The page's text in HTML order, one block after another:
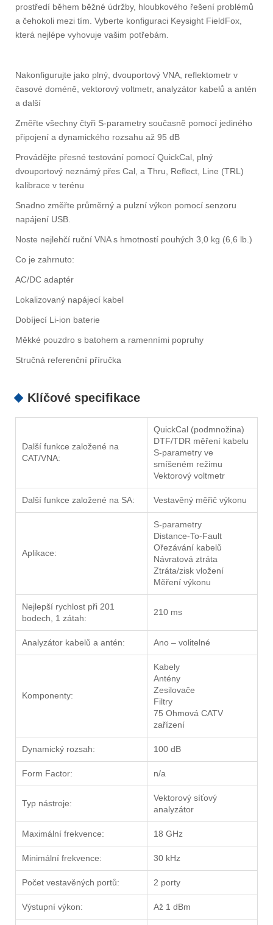
prostředí během běžné údržby, hloubkového řešení problémů
a čehokoli mezi tím. Vyberte konfiguraci Keysight FieldFox,
která nejlépe vyhovuje vašim potřebám.
Nakonfigurujte jako plný, dvouportový VNA, reflektometr v
časové doméně, vektorový voltmetr, analyzátor kabelů a antén
a další
Změřte všechny čtyři S-parametry současně pomocí jediného
připojení a dynamického rozsahu až 95 dB
Provádějte přesné testování pomocí QuickCal, plný
dvouportový neznámý přes Cal, a Thru, Reflect, Line (TRL)
kalibrace v terénu
Snadno změřte průměrný a pulzní výkon pomocí senzoru
napájení USB.
Noste nejlehčí ruční VNA s hmotností pouhých 3,0 kg (6,6 lb.)
Co je zahrnuto:
AC/DC adaptér
Lokalizovaný napájecí kabel
Dobíjecí Li-ion baterie
Měkké pouzdro s batohem a ramenními popruhy
Stručná referenční příručka
Klíčové specifikace
Další funkce založené na
CAT/VNA:
QuickCal (podmnožina)
DTF/TDR měření kabelu
S-parametry ve
smíšeném režimu
Vektorový voltmetr
Další funkce založené na SA: Vestavěný měřič výkonu
Aplikace:
S-parametry
Distance-To-Fault
Ořezávání kabelů
Návratová ztráta
Ztráta/zisk vložení
Měření výkonu
Nejlepší rychlost při 201
bodech, 1 zátah:
210 ms
Analyzátor kabelů a antén: Ano – volitelné
Komponenty:
Kabely
Antény
Zesilovače
Filtry
75 Ohmová CATV
zařízení
Dynamický rozsah: 100 dB
Form Factor: n/a
Typ nástroje:
Vektorový síťový
analyzátor
Maximální frekvence: 18 GHz
Minimální frekvence: 30 kHz
Počet vestavěných portů: 2 porty
Výstupní výkon: Až 1 dBm